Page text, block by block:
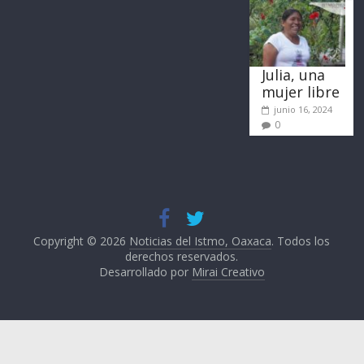
Julia, una
mujer libre
junio 16, 2024
0
Copyright © 2026 Noticias del Istmo, Oaxaca. Todos los
derechos reservados.
Desarrollado por Mirai Creativo